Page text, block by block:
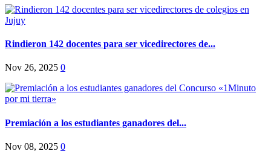
Rindieron 142 docentes para ser vicedirectores de...
Nov 26, 2025 0
Premiación a los estudiantes ganadores del...
Nov 08, 2025 0